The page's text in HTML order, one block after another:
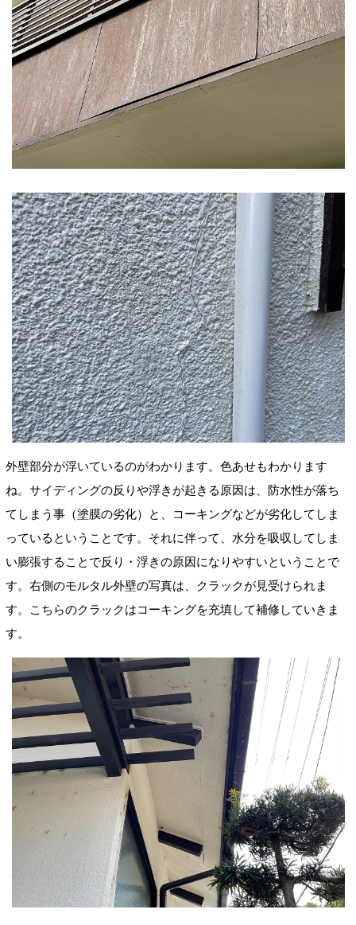
外壁部分が浮いているのがわかります。色あせもわかります
ね。サイディングの反りや浮きが起きる原因は、防水性が落ち
てしまう事（塗膜の劣化）
と、コーキングなどが劣化してしま
っているということです。それに伴って、水分を吸収してしま
い膨張することで反り・浮きの原因になりやすいということで
す。 右側のモルタル外壁の写真は、クラックが見受けられま
す。こちらのクラックはコーキングを充填して補修していきま
す。